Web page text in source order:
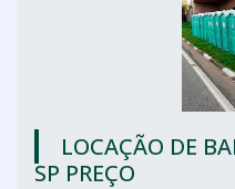
LOCAÇÃO DE
SP PREÇO